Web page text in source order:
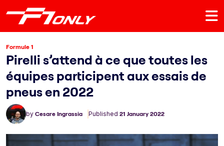
Formule 1
Pirelli s’attend à ce que toutes les
équipes participent aux essais de
pneus en 2022
by Cesare Ingrassia Published 21 January 2022